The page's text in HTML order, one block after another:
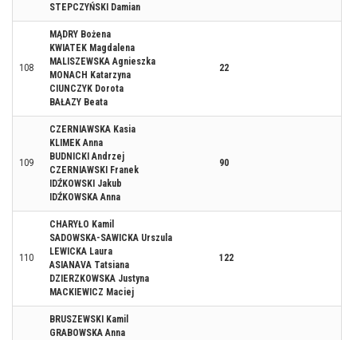
STEPCZYŃSKI Damian
108
MĄDRY Bożena
KWIATEK Magdalena
MALISZEWSKA Agnieszka
MONACH Katarzyna
CIUNCZYK Dorota
BAŁAZY Beata
22
109
CZERNIAWSKA Kasia
KLIMEK Anna
BUDNICKI Andrzej
CZERNIAWSKI Franek
IDŹKOWSKI Jakub
IDŹKOWSKA Anna
90
110
CHARYŁO Kamil
SADOWSKA-SAWICKA Urszula
LEWICKA Laura
ASIANAVA Tatsiana
DZIERZKOWSKA Justyna
MACKIEWICZ Maciej
122
BRUSZEWSKI Kamil
GRABOWSKA Anna